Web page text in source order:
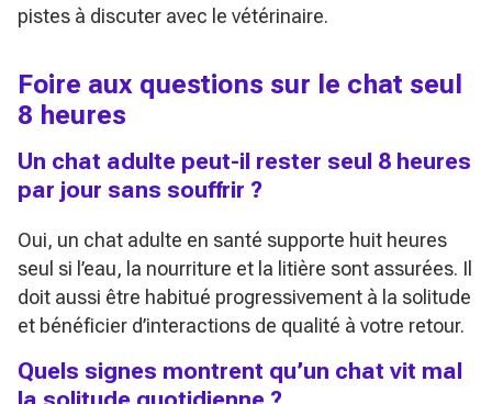
pistes à discuter avec le vétérinaire.
Foire aux questions sur le chat seul
8 heures
Un chat adulte peut-il rester seul 8 heures
par jour sans souffrir ?
Oui, un chat adulte en santé supporte huit heures
seul si l’eau, la nourriture et la litière sont assurées. Il
doit aussi être habitué progressivement à la solitude
et bénéficier d’interactions de qualité à votre retour.
Quels signes montrent qu’un chat vit mal